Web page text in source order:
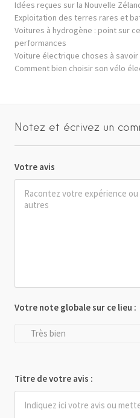
Idées reçues sur la Nouvelle
Exploitation des terres rares et
Voitures à hydrogène : point sur
performances
Voiture électrique choses à savoir
Comment bien choisir son vélo
Notez et écrivez un
Votre avis
Votre note globale sur ce lieu :
Très bien
Titre de votre avis :